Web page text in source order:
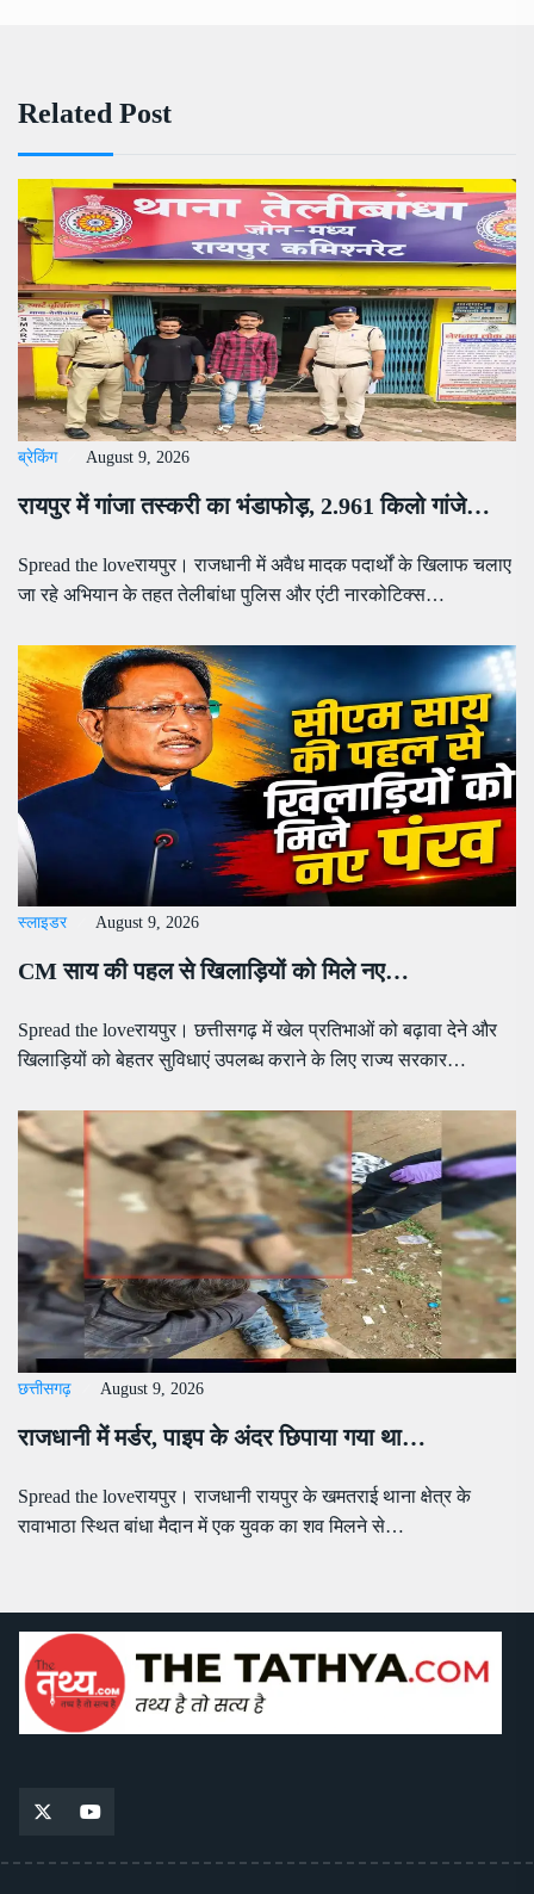
Related Post
ब्रेकिंग August 9, 2026
रायपुर में गांजा तस्करी का भंडाफोड़, 2.961 किलो गांजे…
Spread the loveरायपुर। राजधानी में अवैध मादक पदार्थों के खिलाफ चलाए
जा रहे अभियान के तहत तेलीबांधा पुलिस और एंटी नारकोटिक्स…
स्लाइडर August 9, 2026
CM साय की पहल से खिलाड़ियों को मिले नए…
Spread the loveरायपुर। छत्तीसगढ़ में खेल प्रतिभाओं को बढ़ावा देने और
खिलाड़ियों को बेहतर सुविधाएं उपलब्ध कराने के लिए राज्य सरकार…
छत्तीसगढ़ August 9, 2026
राजधानी में मर्डर, पाइप के अंदर छिपाया गया था…
Spread the loveरायपुर। राजधानी रायपुर के खमतराई थाना क्षेत्र के
रावाभाठा स्थित बांधा मैदान में एक युवक का शव मिलने से…